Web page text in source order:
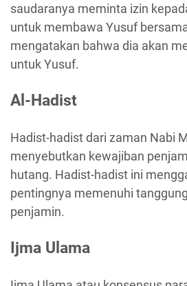
saudaranya meminta izin
untuk membawa Yusuf
mengatakan bahwa dia akan
untuk Yusuf.
Al-Hadist
Hadist-hadist dari zaman Nabi
menyebutkan kewajiban
hutang. Hadist-hadist ini
pentingnya memenuhi
penjamin.
Ijma Ulama